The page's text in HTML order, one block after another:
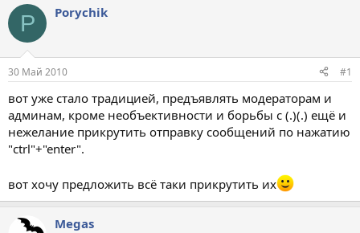
т
о
т
е
м
ы
т
а
л
P Porychik
30 Май 2010 #1
вот уже стало традицией, предъявлять модераторам и
админам, кроме необъективности и борьбы с (.)(.) ещё и
нежелание прикрутить отправку сообщений по нажатию
"ctrl"+"enter".
вот хочу предложить всё таки прикрутить их
Megas